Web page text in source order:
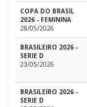
COPA DO BRASIL
2026 - FEMININA
28/05/2026
BRASILEIRO 2026 -
SERIE D
23/05/2026
BRASILEIRO 2026 -
SERIE D